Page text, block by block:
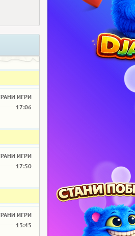
ИГРИ
17:06
ИГРИ
17:50
ИГРИ
13:45